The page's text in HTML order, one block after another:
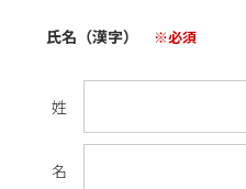
氏名（漢字） ※必須
姓
名